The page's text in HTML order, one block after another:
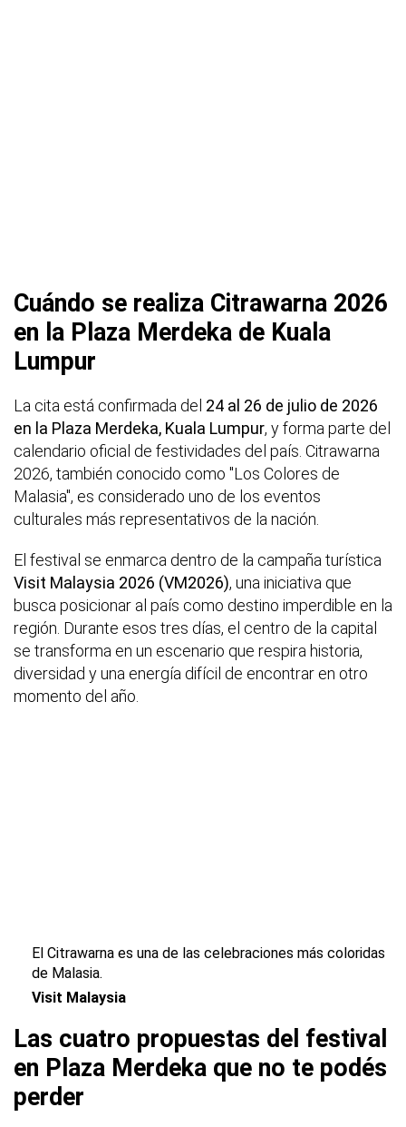
Cuándo se realiza Citrawarna 2026
en la Plaza Merdeka de Kuala
Lumpur
La cita está confirmada del 24 al 26 de julio de 2026
en la Plaza Merdeka, Kuala Lumpur, y forma parte del
calendario oficial de festividades del país. Citrawarna
2026, también conocido como "Los Colores de
Malasia", es considerado uno de los eventos
culturales más representativos de la nación.
El festival se enmarca dentro de la campaña turística
Visit Malaysia 2026 (VM2026), una iniciativa que
busca posicionar al país como destino imperdible en la
región. Durante esos tres días, el centro de la capital
se transforma en un escenario que respira historia,
diversidad y una energía difícil de encontrar en otro
momento del año.
El Citrawarna es una de las celebraciones más coloridas
de Malasia.
Visit Malaysia
Las cuatro propuestas del festival
en Plaza Merdeka que no te podés
perder